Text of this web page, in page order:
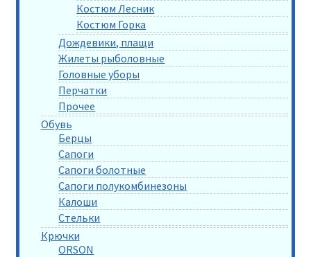
Костюм Лесник
Костюм Горка
Дождевики, плащи
Жилеты рыболовные
Головные уборы
Перчатки
Прочее
Обувь
Берцы
Сапоги
Сапоги болотные
Сапоги полукомбинезоны
Калоши
Стельки
Крючки
ORSON